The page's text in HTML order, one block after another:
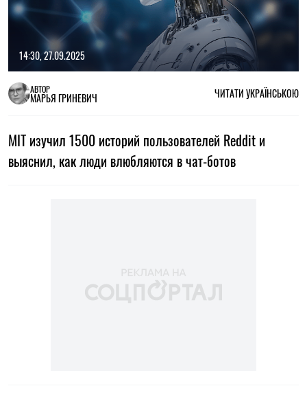
14:30, 27.09.2025
АВТОР
МАРЬЯ ГРИНЕВИЧ ЧИТАТИ УКРАЇНСЬКОЮ
MIT изучил 1500 историй пользователей Reddit и
выяснил, как люди влюбляются в чат-ботов